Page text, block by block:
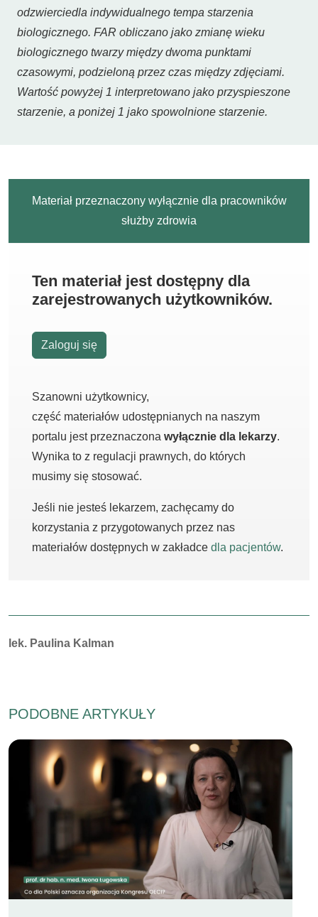
odzwierciedla indywidualnego tempa starzenia
biologicznego. FAR obliczano jako zmianę wieku
biologicznego twarzy między dwoma punktami
czasowymi, podzieloną przez czas między zdjęciami.
Wartość powyżej 1 interpretowano jako przyspieszone
starzenie, a poniżej 1 jako spowolnione starzenie.
Materiał przeznaczony wyłącznie dla pracowników
służby zdrowia
Ten materiał jest dostępny dla
zarejestrowanych użytkowników.
Zaloguj się
Szanowni użytkownicy,
część materiałów udostępnianych na naszym
portalu jest przeznaczona wyłącznie dla lekarzy.
Wynika to z regulacji prawnych, do których
musimy się stosować.
Jeśli nie jesteś lekarzem, zachęcamy do
korzystania z przygotowanych przez nas
materiałów dostępnych w zakładce dla pacjentów.
Autorzy:
lek. Paulina Kalman
PODOBNE ARTYKUŁY